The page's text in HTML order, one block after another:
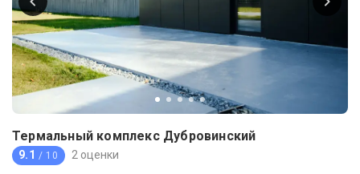
Термальный комплекс Дубровинский
9.1 / 10 2 оценки